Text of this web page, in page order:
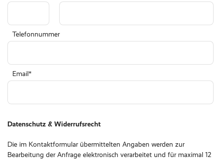
Telefonnummer
Email
Datenschutz & Widerrufsrecht
Die im Kontaktformular übermittelten Angaben werden zur
Bearbeitung der Anfrage elektronisch verarbeitet und für maximal 12